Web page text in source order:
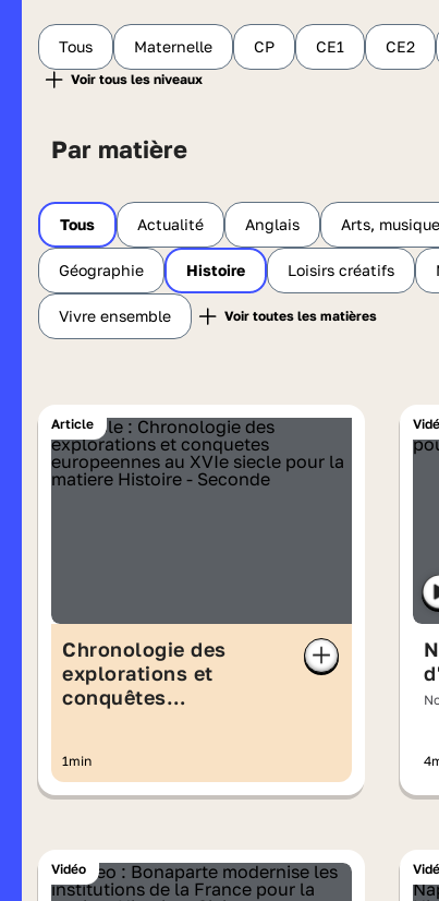
Tous Maternelle CP CE1 CE2
Par matière
Tous Actualité Anglais Arts,
Géographie Histoire Loisirs créatifs
Vivre ensemble
Article
Chronologie des
explorations et
conquêtes
1min
Vidéo